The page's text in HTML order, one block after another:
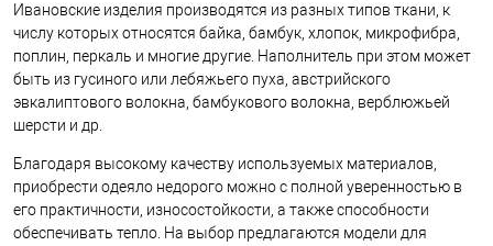
Ивановские изделия производятся из разных типов ткани, к
числу которых относятся байка, бамбук, хлопок, микрофибра,
поплин, перкаль и многие другие. Наполнитель при этом может
быть из гусиного или лебяжьего пуха, австрийского
эвкалиптового волокна, бамбукового волокна, верблюжьей
шерсти и др.
Благодаря высокому качеству используемых материалов,
приобрести одеяло недорого можно с полной уверенностью в
его практичности, износостойкости, а также способности
обеспечивать тепло. На выбор предлагаются модели для